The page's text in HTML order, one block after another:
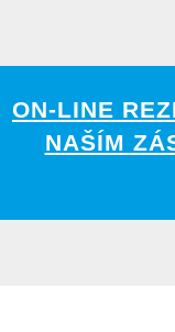
ON-LINE
NAŠÍM